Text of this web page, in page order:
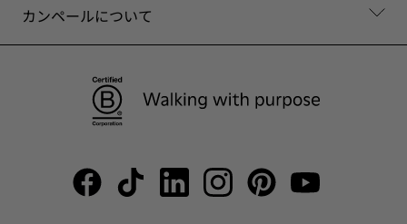
カンペールについて